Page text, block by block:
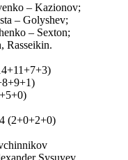
– Kazionov;
– Golyshev;
– Sexton;
Rasseikin.
(2+0+2+0)
Sysuyev